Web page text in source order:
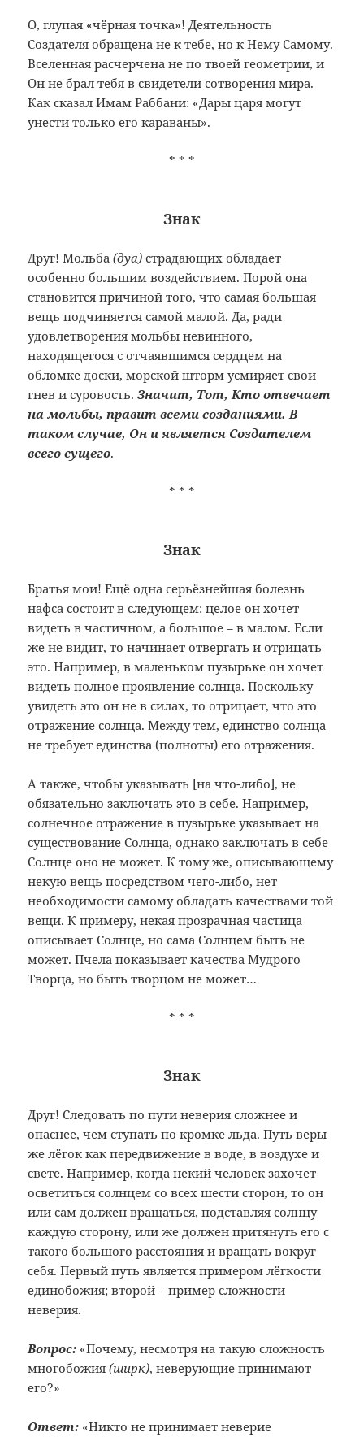
О, глупая «чёрная точка»! Деятельность
Создателя обращена не к тебе, но к Нему Самому.
Вселенная расчерчена не по твоей геометрии, и
Он не брал тебя в свидетели сотворения мира.
Как сказал Имам Раббани: «Дары царя могут
унести только его караваны».
* * *
Знак
Друг! Мольба(дуа) страдающих обладает
особенно большим воздействием. Порой она
становится причиной того, что самая большая
вещь подчиняется самой малой. Да, ради
удовлетворения мольбы невинного,
находящегося с отчаявшимся сердцем на
обломке доски, морской шторм усмиряет свои
гнев и суровость.Значит, Тот, Кто отвечает
на мольбы, правит всеми созданиями. В
таком случае, Он и является Создателем
всего сущего.
* * *
Знак
Братья мои! Ещё одна серьёзнейшая болезнь
нафса состоит в следующем: целое он хочет
видеть в частичном, а большое – в малом. Если
же не видит, то начинает отвергать и отрицать
это. Например, в маленьком пузырьке он хочет
видеть полное проявление солнца. Поскольку
увидеть это он не в силах, то отрицает, что это
отражение солнца. Между тем, единство солнца
не требует единства (полноты) его отражения.
А также, чтобы указывать [на что-либо], не
обязательно заключать это в себе. Например,
солнечное отражение в пузырьке указывает на
существование Солнца, однако заключать в себе
Солнце оно не может. К тому же, описывающему
некую вещь посредством чего-либо, нет
необходимости самому обладать качествами той
вещи. К примеру, некая прозрачная частица
описывает Солнце, но сама Солнцем быть не
может. Пчела показывает качества Мудрого
Творца, но быть творцом не может…
* * *
Знак
Друг! Следовать по пути неверия сложнее и
опаснее, чем ступать по кромке льда. Путь веры
же лёгок как передвижение в воде, в воздухе и
свете. Например, когда некий человек захочет
осветиться солнцем со всех шести сторон, то он
или сам должен вращаться, подставляя солнцу
каждую сторону, или же должен притянуть его с
такого большого расстояния и вращать вокруг
себя. Первый путь является примером лёгкости
единобожия; второй – пример сложности
неверия.
Вопрос: «Почему, несмотря на такую сложность
многобожия(ширк), неверующие принимают
его?»
Ответ: «Никто не принимает неверие